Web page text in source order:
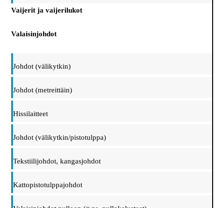
Vaijerit ja vaijerilukot
Valaisinjohdot
Johdot (välikytkin)
Johdot (metreittäin)
Hissilaitteet
Johdot (välikytkin/pistotulppa)
Tekstiilijohdot, kangasjohdot
Kattopistotulppajohdot